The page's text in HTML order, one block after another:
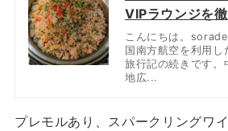
VIPラウンジを
こんにちは。
国南方航空を利用
旅行記の続きです。
地広...
プレモルあり、スパークリングワ